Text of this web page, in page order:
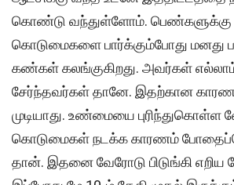
கொண்டு வந்துள்ளோம். பெண்களுக்கு
கொடுமைகளை பார்க்கும்போது மனது
கண்கள் கலங்குகிறது. அவர்கள்
சேர்ந்தவர்கள் தானே. இதற்கான
முடியாது. உண்மையை
கொடுமைகள் நடக்க காரணம்
தான். இதனை வேரோடு பிடுங்கி எறிய